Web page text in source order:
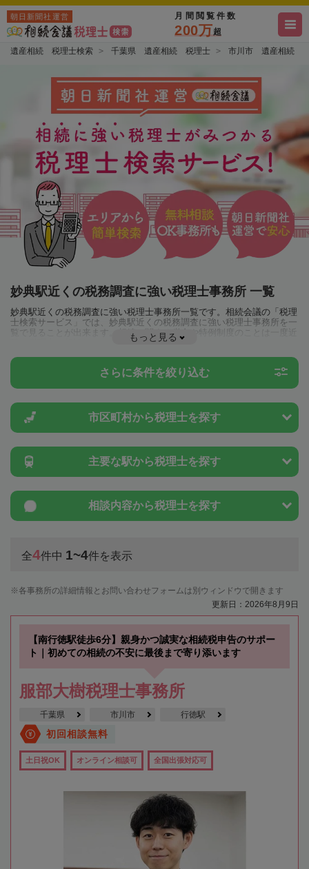
朝日新聞社運営 月間閲覧件数
200万超
遺産相続 税理士検索 千葉県 遺産相続 税理士 市川市 遺産相続
妙典駅近くの税務調査に強い税理士事務所 一覧
妙典駅近くの税務調査に強い税理士事務所一覧です。相続会議の「税理
士検索サービス」では、妙典駅近くの税務調査に強い税理士事務所を一
覧で見ることが出来ます。相続に関する税金や特例制度のことは一度近
隣の税理士に相談してみましょう。
もっと見る
さらに条件を絞り込む
市区町村から税理士を探す
主要な駅から税理士を探す
相談内容から税理士を探す
全4件中 1~4件を表示
各事務所の詳細情報とお問い合わせフォームは別ウィンドウで開きます
更新日：2026年8月9日
【南行徳駅徒歩6分】親身かつ誠実な相続税申告のサポー
ト｜初めての相続の不安に最後まで寄り添います
服部大樹税理士事務所
千葉県 市川市 行徳駅
初回相談無料
土日祝OK オンライン相談可 全国出張対応可